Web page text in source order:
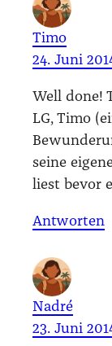
Timo
24. Juni
Well done!
LG, Timo
sei­ne
liest bevor
Antworten
Nadré
23. Juni